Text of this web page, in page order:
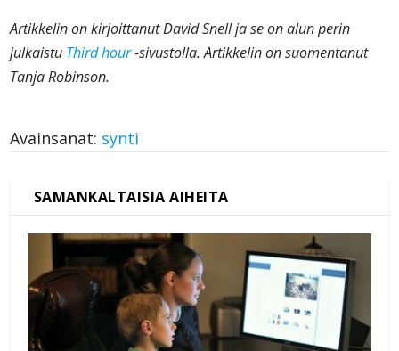
Artikkelin on kirjoittanutDavid Snell ja se on alun perin
julkaistu Third hour-sivustolla. Artikkelin on suomentanut
Tanja Robinson.
Avainsanat: synti